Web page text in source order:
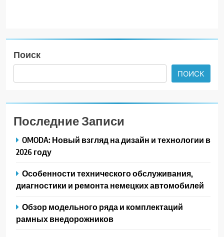
Поиск
ПОИСК
Последние Записи
OMODA: Новый взгляд на дизайн и технологии в
2026 году
Особенности технического обслуживания,
диагностики и ремонта немецких автомобилей
Обзор модельного ряда и комплектаций
рамных внедорожников